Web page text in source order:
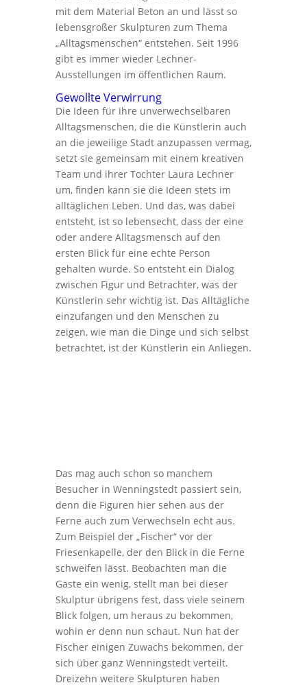
mit dem Material Beton an und lässt so
lebensgroßer Skulpturen zum Thema
„Alltagsmenschen“ entstehen. Seit 1996
gibt es immer wieder Lechner-
Ausstellungen im öffentlichen Raum.
Gewollte Verwirrung
Die Ideen für ihre unverwechselbaren
Alltagsmenschen, die die Künstlerin auch
an die jeweilige Stadt anzupassen vermag,
setzt sie gemeinsam mit einem kreativen
Team und ihrer Tochter Laura Lechner
um, finden kann sie die Ideen stets im
alltäglichen Leben. Und das, was dabei
entsteht, ist so lebensecht, dass der eine
oder andere Alltagsmensch auf den
ersten Blick für eine echte Person
gehalten wurde. So entsteht ein Dialog
zwischen Figur und Betrachter, was der
Künstlerin sehr wichtig ist. Das Alltägliche
einzufangen und den Menschen zu
zeigen, wie man die Dinge und sich selbst
betrachtet, ist der Künstlerin ein Anliegen.
Das mag auch schon so manchem
Besucher in Wenningstedt passiert sein,
denn die Figuren hier sehen aus der
Ferne auch zum Verwechseln echt aus.
Zum Beispiel der „Fischer“ vor der
Friesenkapelle, der den Blick in die Ferne
schweifen lässt. Beobachten man die
Gäste ein wenig, stellt man bei dieser
Skulptur übrigens fest, dass viele seinem
Blick folgen, um heraus zu bekommen,
wohin er denn nun schaut. Nun hat der
Fischer einigen Zuwachs bekommen, der
sich über ganz Wenningstedt verteilt.
Dreizehn weitere Skulpturen haben